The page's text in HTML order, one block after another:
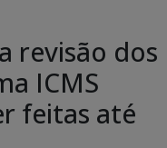
revisão dos
ICMS
feitas até